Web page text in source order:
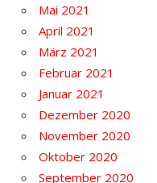
Mai 2021
April 2021
März 2021
Februar 2021
Januar 2021
Dezember 2020
November 2020
Oktober 2020
September 2020